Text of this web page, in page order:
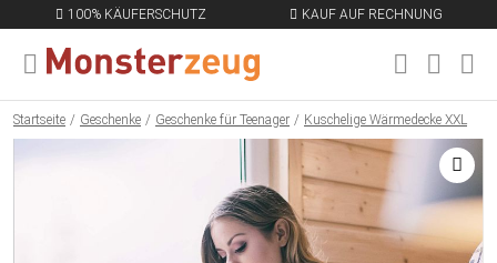
100% KÄUFERSCHUTZ KAUF AUF RECHNUNG
MENÜ SCHLIESSEN
Startseite Geschenke Geschenke für Teenager Kuschelige Wärmedecke XXL